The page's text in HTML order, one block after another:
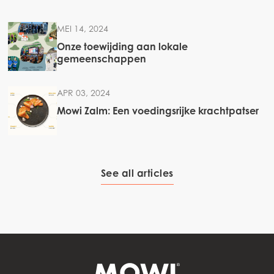
MEI 14, 2024
Onze toewijding aan lokale
gemeenschappen
APR 03, 2024
Mowi Zalm: Een voedingsrijke krachtpatser
See all articles